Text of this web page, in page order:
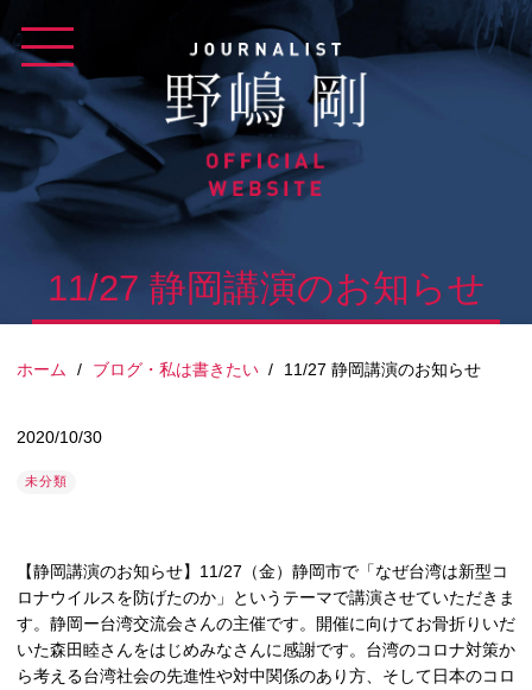
to
content
11/27 静岡講演のお知らせ
ホーム / ブログ・私は書きたい / 11/27 静岡講演のお知らせ
2020/10/30
未分類
【静岡講演のお知らせ】11/27（金）静岡市で「なぜ台湾は新型コ
ロナウイルスを防げたのか」というテーマで講演させていただきま
す。静岡ー台湾交流会さんの主催です。開催に向けてお骨折りいだ
いた森田睦さんをはじめみなさんに感謝です。台湾のコロナ対策か
ら考える台湾社会の先進性や対中関係のあり方、そして日本のコロ